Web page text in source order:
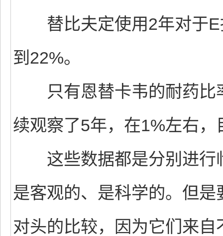
替比夫定使用2年对于E
到22%。
只有恩替卡韦的耐药比
续观察了5年，在1%左右
这些数据都是分别进行
是客观的、是科学的。但
对头的比较，因为它们来